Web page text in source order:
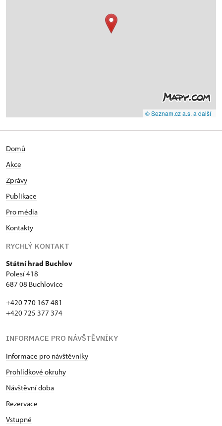
© Seznam.cz a.s. a další
Domů
Akce
Zprávy
Publikace
Pro média
Kontakty
RYCHLÝ KONTAKT
Státní hrad Buchlov
Polesí 418
687 08 Buchlovice
+420 770 167 481
+420 725 377 374
INFORMACE PRO NÁVŠTĚVNÍKY
Informace pro návštěvníky
Prohlídkové okruhy
Návštěvní doba
Rezervace
Vstupné